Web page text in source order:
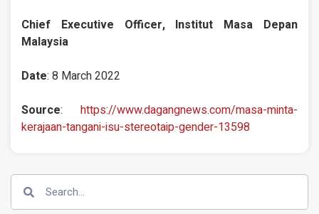
Chief Executive Officer, Institut Masa Depan
Malaysia
Date: 8 March 2022
Source: https://www.dagangnews.com/masa-minta-
kerajaan-tangani-isu-stereotaip-gender-13598